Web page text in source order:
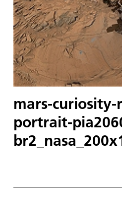
mars-curiosity-
portrait-